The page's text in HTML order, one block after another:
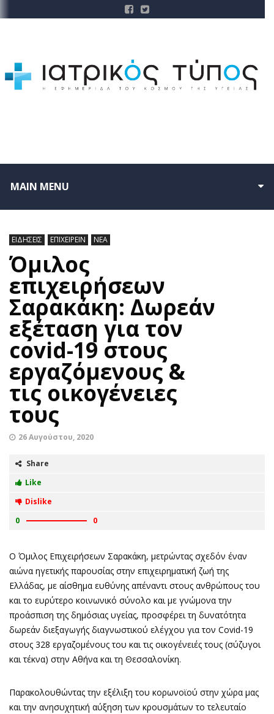
MAIN MENU
ΕΙΔΗΣΕΙΣ ΕΠΙΧΕΙΡΕΙΝ ΝΕΑ
Όμιλος
επιχειρήσεων
Σαρακάκη: Δωρεάν
εξέταση για τον
covid-19 στους
εργαζόμενους &
τις οικογένειες
τους
26 Αυγούστου, 2020
Share
Like
Dislike
0
0
Ο Όμιλος Επιχειρήσεων Σαρακάκη, μετρώντας σχεδόν έναν
αιώνα ηγετικής παρουσίας στην επιχειρηματική ζωή της
Ελλάδας, με αίσθημα ευθύνης απέναντι στους ανθρώπους του
και το ευρύτερο κοινωνικό σύνολο και με γνώμονα την
προάσπιση της δημόσιας υγείας, προσφέρει τη δυνατότητα
δωρεάν διεξαγωγής διαγνωστικού ελέγχου για τον Covid-19
στους 328 εργαζομένους του και τις οικογένειές τους (σύζυγοι
και τέκνα) στην Αθήνα και τη Θεσσαλονίκη.
Παρακολουθώντας την εξέλιξη του κορωνοϊού στην χώρα μας
και την ανησυχητική αύξηση των κρουσμάτων το τελευταίο